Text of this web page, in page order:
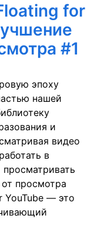
for
#1
эпоху
нашей
и
видео
в
просмотра
YouTube — это